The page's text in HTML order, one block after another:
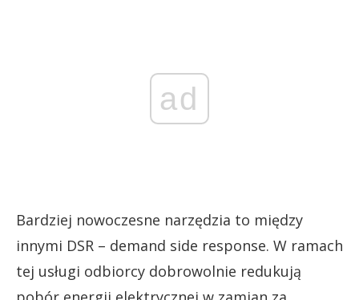
ad
Bardziej nowoczesne narzędzia to między
innymi DSR – demand side response. W ramach
tej usługi odbiorcy dobrowolnie redukują